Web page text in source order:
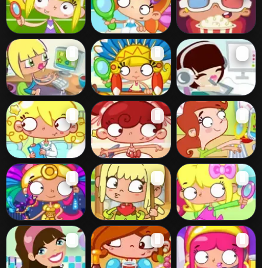
Cheerleader
Slacking
Detention
Slacking
Cinema Slacking
Office Slacking 5 Thanksgiving
Slacking
Office Slacking 3
Nurse Slacking Ballet Slacking Easter Slacking
Carnival Slacking Pony Slacking Salon Slacking